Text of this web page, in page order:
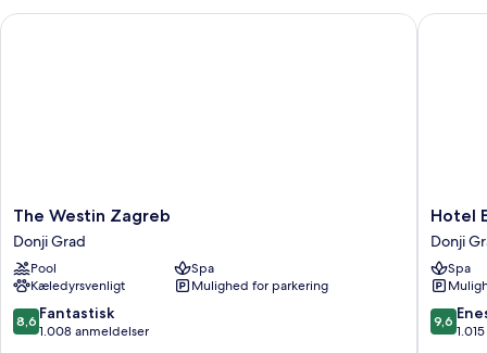
-
The
Westin
Zagreb
Donji
Grad
The Westin Zagreb
Donji Grad
Pool
Spa
Kæledyrsvenligt
Mulighed for parkering
8.6
ud
8,6 Fantastisk
1.008 anmeldelser
The Westin Zagreb
Hotel
Zagreb
Donji
Grad
Hotel
Donji
Spa
9.6
ud
9,6
Hotel